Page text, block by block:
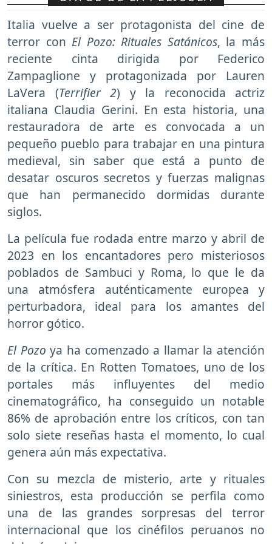
Italia vuelve a ser protagonista del cine de
terror con El Pozo: Rituales Satánicos, la más
reciente cinta dirigida por Federico
Zampaglione y protagonizada por Lauren
LaVera (Terrifier 2) y la reconocida actriz
italiana Claudia Gerini. En esta historia, una
restauradora de arte es convocada a un
pequeño pueblo para trabajar en una pintura
medieval, sin saber que está a punto de
desatar oscuros secretos y fuerzas malignas
que han permanecido dormidas durante
siglos.
La película fue rodada entre marzo y abril de
2023 en los encantadores pero misteriosos
poblados de Sambuci y Roma, lo que le da
una atmósfera auténticamente europea y
perturbadora, ideal para los amantes del
horror gótico.
El Pozo ya ha comenzado a llamar la atención
de la crítica. En Rotten Tomatoes, uno de los
portales más influyentes del medio
cinematográfico, ha conseguido un notable
86% de aprobación entre los críticos, con tan
solo siete reseñas hasta el momento, lo cual
genera aún más expectativa.
Con su mezcla de misterio, arte y rituales
siniestros, esta producción se perfila como
una de las grandes sorpresas del terror
internacional que los cinéfilos peruanos no